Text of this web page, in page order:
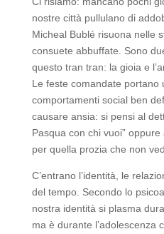
nostre città pullulano di
Micheal Bublé risuona nelle
consuete abbuffate. Sono
questo tran tran: la gioia e
Le feste comandate portano
comportamenti social ben
causare ansia: si pensi al
Pasqua con chi vuoi”
per quella prozia che non
C’entrano l’identità, le
del tempo. Secondo lo
nostra identità si plasma
ma è durante l’adolescenza